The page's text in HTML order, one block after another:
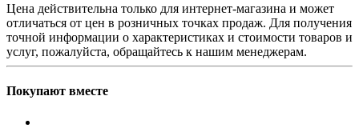
Цена действительна только для интернет-магазина и может
отличаться от цен в розничных точках продаж. Для получения
точной информации о характеристиках и стоимости товаров и
услуг, пожалуйста, обращайтесь к нашим менеджерам.
Покупают вместе